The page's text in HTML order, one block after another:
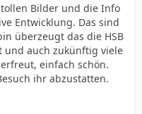
Bilder und die Info
Entwicklung. Das sind
überzeugt das die HSB
und auch zukünftig viele
einfach schön.
ihr abzustatten.